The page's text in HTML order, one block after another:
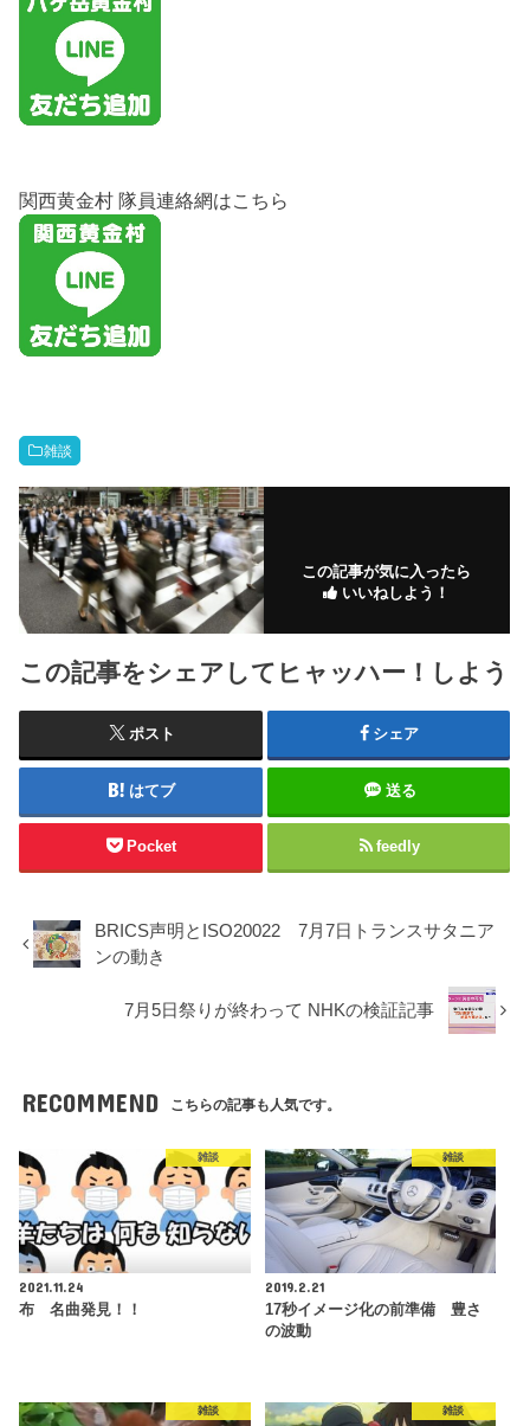
関西黄金村 隊員連絡網はこちら
雑談
この記事が気に入ったら
いいねしよう！
この記事をシェアしてヒャッハー！しよう
ポスト シェア
はてブ 送る
Pocket feedly
BRICS声明とISO20022 7月7日トランスサタニア
ンの動き
7月5日祭りが終わって NHKの検証記事
RECOMMEND こちらの記事も人気です。
雑談
2021.11.24
布 名曲発見！！
雑談
2019.2.21
17秒イメージ化の前準備 豊さ
の波動
雑談 雑談